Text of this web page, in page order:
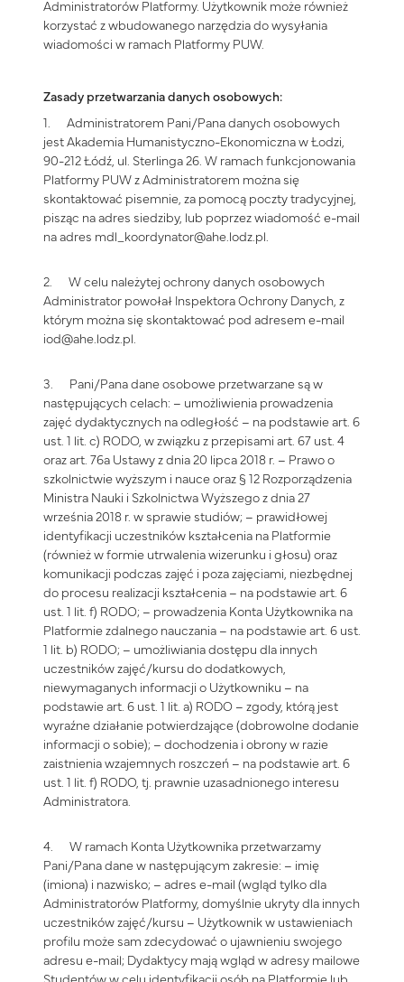
Administratorów Platformy. Użytkownik może również
korzystać z wbudowanego narzędzia do wysyłania
wiadomości w ramach Platformy PUW.
Zasady przetwarzania danych osobowych:
1. Administratorem Pani/Pana danych osobowych
jest Akademia Humanistyczno-Ekonomiczna w Łodzi,
90-212 Łódź, ul. Sterlinga 26. W ramach funkcjonowania
Platformy PUW z Administratorem można się
skontaktować pisemnie, za pomocą poczty tradycyjnej,
pisząc na adres siedziby, lub poprzez wiadomość e-mail
na adres mdl_koordynator@ahe.lodz.pl.
2. W celu należytej ochrony danych osobowych
Administrator powołał Inspektora Ochrony Danych, z
którym można się skontaktować pod adresem e-mail
iod@ahe.lodz.pl.
3. Pani/Pana dane osobowe przetwarzane są w
następujących celach: – umożliwienia prowadzenia
zajęć dydaktycznych na odległość – na podstawie art. 6
ust. 1 lit. c) RODO, w związku z przepisami art. 67 ust. 4
oraz art. 76a Ustawy z dnia 20 lipca 2018 r. – Prawo o
szkolnictwie wyższym i nauce oraz § 12 Rozporządzenia
Ministra Nauki i Szkolnictwa Wyższego z dnia 27
września 2018 r. w sprawie studiów; – prawidłowej
identyfikacji uczestników kształcenia na Platformie
(również w formie utrwalenia wizerunku i głosu) oraz
komunikacji podczas zajęć i poza zajęciami, niezbędnej
do procesu realizacji kształcenia – na podstawie art. 6
ust. 1 lit. f) RODO; – prowadzenia Konta Użytkownika na
Platformie zdalnego nauczania – na podstawie art. 6 ust.
1 lit. b) RODO; – umożliwiania dostępu dla innych
uczestników zajęć/kursu do dodatkowych,
niewymaganych informacji o Użytkowniku – na
podstawie art. 6 ust. 1 lit. a) RODO – zgody, którą jest
wyraźne działanie potwierdzające (dobrowolne dodanie
informacji o sobie); – dochodzenia i obrony w razie
zaistnienia wzajemnych roszczeń – na podstawie art. 6
ust. 1 lit. f) RODO, tj. prawnie uzasadnionego interesu
Administratora.
4. W ramach Konta Użytkownika przetwarzamy
Pani/Pana dane w następującym zakresie: – imię
(imiona) i nazwisko; – adres e-mail (wgląd tylko dla
Administratorów Platformy, domyślnie ukryty dla innych
uczestników zajęć/kursu – Użytkownik w ustawieniach
profilu może sam zdecydować o ujawnieniu swojego
adresu e-mail; Dydaktycy mają wgląd w adresy mailowe